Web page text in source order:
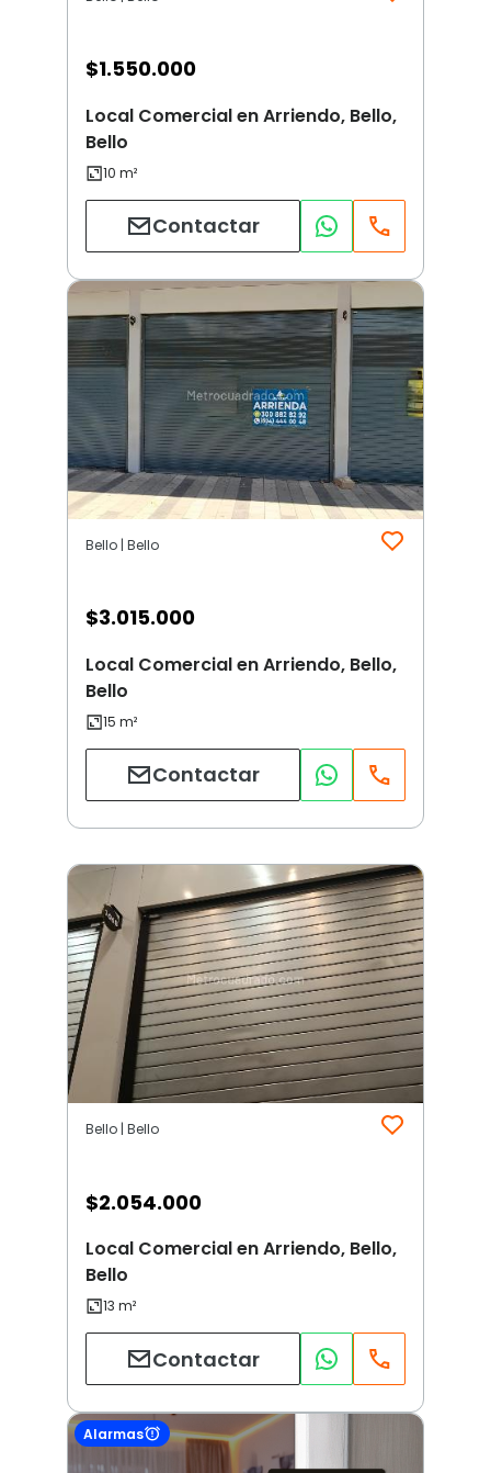
$1.550.000
Local Comercial en Arriendo, Bello,
Bello
Contactar
Bello | Bello
$3.015.000
Local Comercial en Arriendo, Bello,
Bello
Contactar
Bello | Bello
$2.054.000
Local Comercial en Arriendo, Bello,
Bello
Contactar
Alarmas